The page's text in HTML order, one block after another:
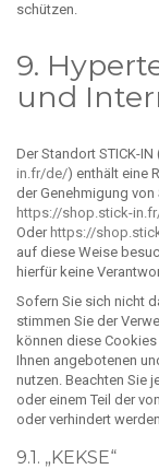
schützen.
9.
und
Der Standort STICK-IN
in.fr/de/) enthält eine
der Genehmigung von
https://shop.stick-
Oder https://
auf diese Weise
hierfür keine
Sofern Sie sich nicht
stimmen Sie der
können diese
Ihnen angebotenen
nutzen. Beachten Sie
oder einem Teil der
oder verhindert
9.1. „KEKSE“